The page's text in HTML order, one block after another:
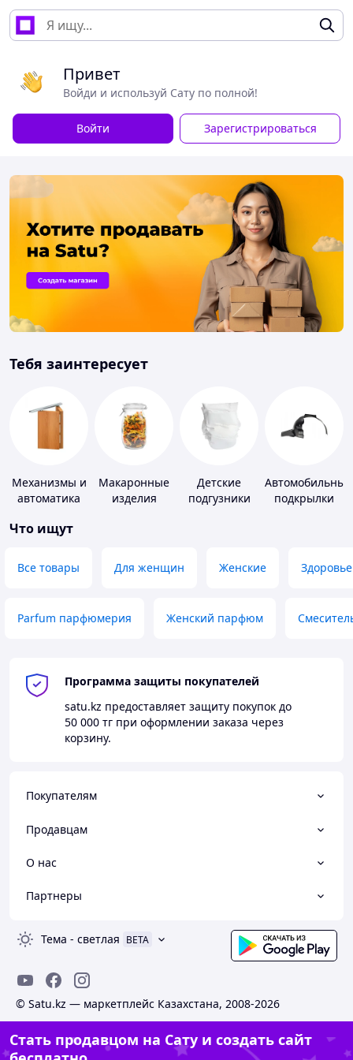
Привет
Войди и используй Сату по полной!
Войти Зарегистрироваться
Тебя заинтересует
Механизмы и
автоматика
дверей
Макаронные
изделия
Детские
подгузники
Автомобильные
подкрылки
Что ищут
Все товары Для женщин Женские Здоровье
Parfum парфюмерия Женский парфюм
Программа защиты покупателей
satu.kz предоставляет защиту покупок до
50 000 тг при оформлении заказа через
корзину.
Покупателям
Продавцам
О нас
Партнеры
Тема - светлая BETA
© Satu.kz — маркетплейс Казахстана, 2008-2026
Стать продавцом на Сату и создать сайт